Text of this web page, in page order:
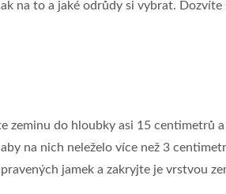
na to a jaké odrůdy si vybrat. Dozvíte
zeminu do hloubky asi 15 centimetrů a
na nich neleželo více než 3
jamek a zakryjte je vrstvou